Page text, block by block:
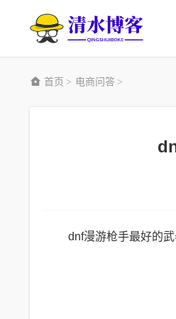
首页 > 电商问答 >
dnf漫游枪手最好的